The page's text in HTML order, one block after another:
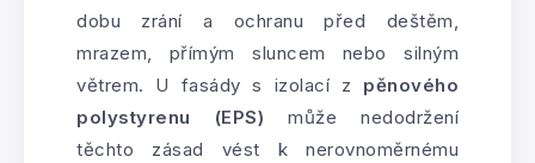
dobu zrání a ochranu před deštěm,
mrazem, přímým sluncem nebo silným
větrem. U fasády s izolací z pěnového
polystyrenu (EPS) může nedodržení
těchto zásad vést k nerovnoměrnému